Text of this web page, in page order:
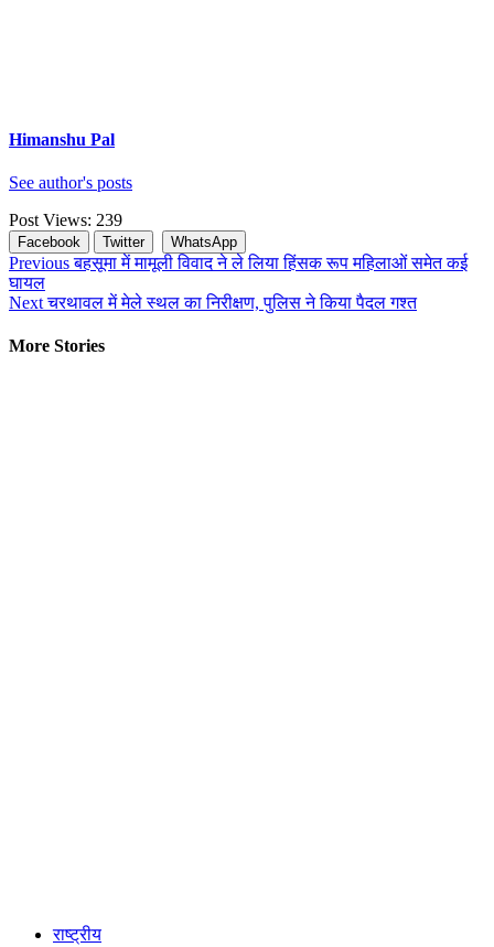
Himanshu Pal
See author's posts
Post Views: 239
Facebook Twitter WhatsApp
Continue
Reading
Previousबहसूमा में मामूली विवाद ने ले लिया हिंसक रूप महिलाओं समेत कई
घायल
Nextचरथावल में मेले स्थल का निरीक्षण, पुलिस ने किया पैदल गश्त
More Stories
राष्ट्रीय